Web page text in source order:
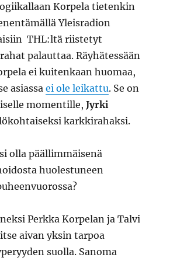
Korpela tietenkin
Yleisradion
THL:ltä riistetyt
palauttaa. Räyhätessään
ei kuitenkaan huomaa,
asiassaei ole leikattu. Se on
momentille,Jyrki
karkkirahaksi.
olla päällimmäisenä
huolestuneen
Perkka Korpelan ja Talvi
aivan yksin tarpoa
suolla. Sanoma